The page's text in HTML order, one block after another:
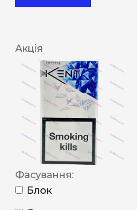
Акція
Фасування:
Блок